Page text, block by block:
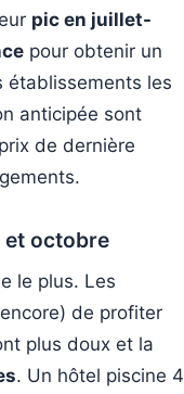
pic en juillet-
pour obtenir un
établissements les
anticipée sont
de dernière
et octobre
le plus. Les
de profiter
plus doux et la
. Un hôtel piscine 4